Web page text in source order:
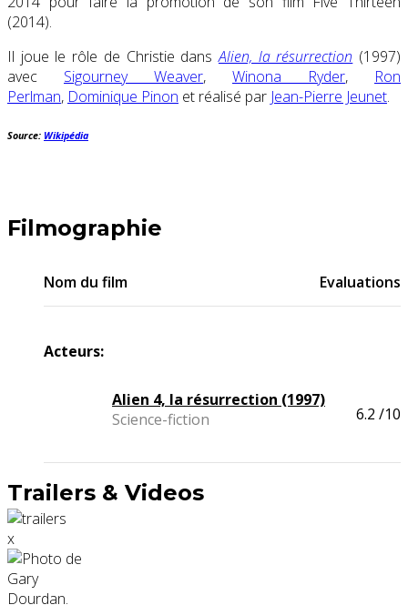
(2014).
Il joue le rôle de Christie dansAlien, la résurrection (1997)
avec Sigourney Weaver, Winona Ryder, Ron
Perlman, Dominique Pinon et réalisé par Jean-Pierre Jeunet.
Source: Wikipédia
Filmographie
Nom du film Evaluations
Acteurs:
Alien 4, la résurrection (1997)
Science-fiction
6.2 /10
Trailers & Videos
x